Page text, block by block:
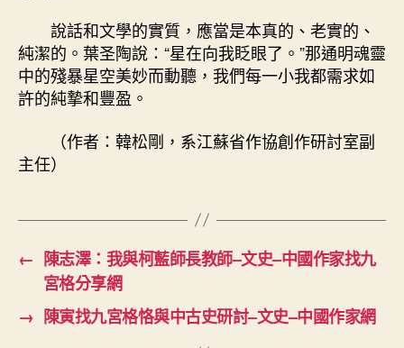
說話和文學的實質，應當是本真的、老實的、
純潔的。葉圣陶說：“星在向我眨眼了。”那通明魂靈
中的殘暴星空美妙而動聽，我們每一小我都需求如
許的純摯和豐盈。
（作者：韓松剛，系江蘇省作協創作研討室副
主任）
← 陳志澤：我與柯藍師長教師–文史–中國作家找九
宮格分享網
→ 陳寅找九宮格恪與中古史研討–文史–中國作家網